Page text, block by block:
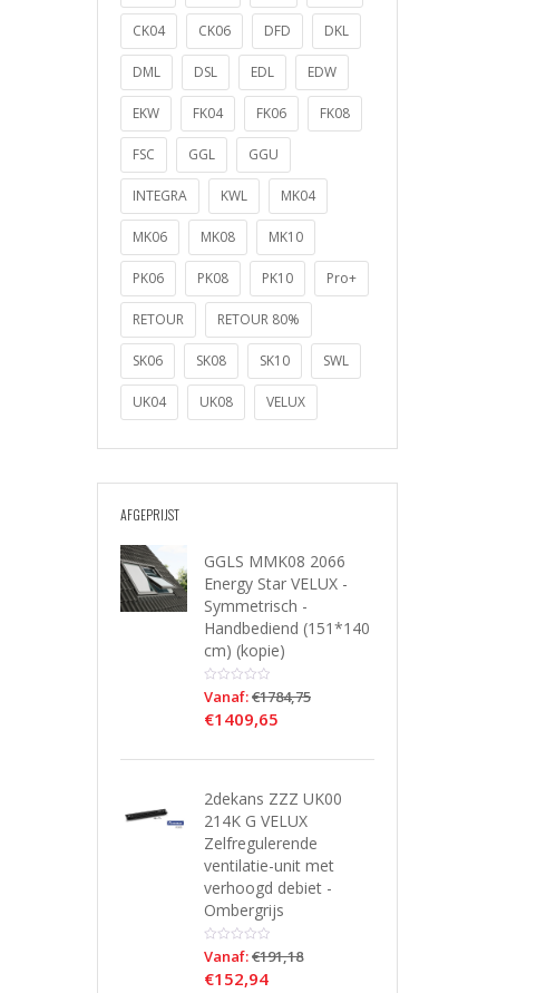
CK04 CK06 DFD DKL
DML DSL EDL EDW
EKW FK04 FK06 FK08
FSC GGL GGU
INTEGRA KWL MK04
MK06 MK08 MK10
PK06 PK08 PK10 Pro+
RETOUR RETOUR 80%
SK06 SK08 SK10 SWL
UK04 UK08 VELUX
AFGEPRIJST
GGLS MMK08 2066
Energy Star VELUX -
Symmetrisch -
Handbediend (151*140
cm) (kopie)
Vanaf:€1784,75
€1409,65
2dekans ZZZ UK00
214K G VELUX
Zelfregulerende
ventilatie-unit met
verhoogd debiet -
Ombergrijs
Vanaf:€191,18
€152,94